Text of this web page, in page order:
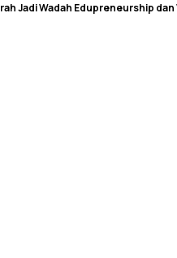
Wadah Edupreneurship dan